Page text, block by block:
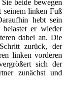
beide bewegen
seinem linken Fuß
hebt sein
er wieder
dabei an. Die
zurück, der
linken vorderen
sich der
zunächst und